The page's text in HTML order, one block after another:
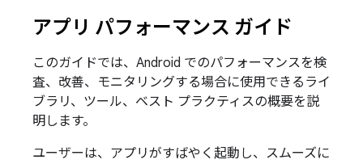
アプリ パフォーマンス ガイド
このガイドでは、Android でのパフォーマンスを検
査、改善、モニタリングする場合に使用できるライ
ブラリ、ツール、ベスト プラクティスの概要を説
明します。
ユーザーは、アプリがすばやく起動し、スムーズに